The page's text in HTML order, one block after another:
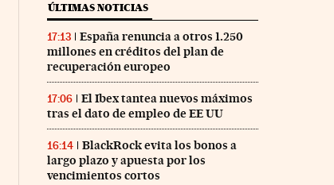
ÚLTIMAS NOTICIAS
17:13
España renuncia a otros 1.250
millones en créditos del plan de
recuperación europeo
17:06
El Ibex tantea nuevos máximos
tras el dato de empleo de EE UU
16:14
BlackRock evita los bonos a
largo plazo y apuesta por los
vencimientos cortos